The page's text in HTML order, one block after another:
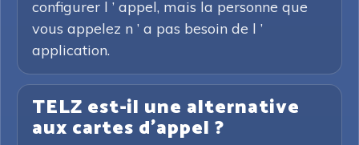
configurer l ’ appel, mais la personne que
vous appelez n ’ a pas besoin de l ’
application.
TELZ est-il une alternative
aux cartes d'appel ?